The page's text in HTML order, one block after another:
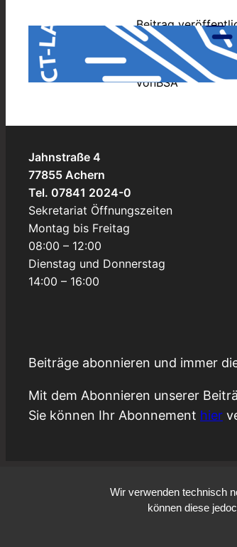
Beitrag
Allgemein,
vonBSA
Jahnstraße 4
77855 Achern
Tel. 07841 2024-0
Sekretariat Öffnungszeiten
Montag bis Freitag
08:00 – 12:00
Dienstag und Donnerstag
14:00 – 16:00
Beiträge abonnieren und immer
Mit dem Abonnieren unserer
Sie können Ihr Abonnement hier
Wir verwenden technisch
können diese